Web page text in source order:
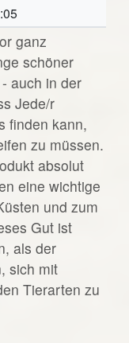
ganz
schöner
auch in der
Jede/r
finden kann,
zu müssen.
absolut
eine wichtige
und zum
Gut ist
als der
sich mit
Tierarten zu